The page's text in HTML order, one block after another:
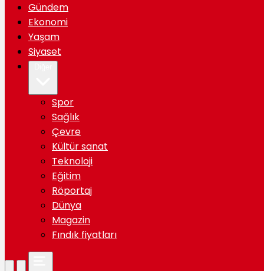
Gündem
Ekonomi
Yaşam
Siyaset
Spor
Sağlık
Çevre
Kültür sanat
Teknoloji
Eğitim
Röportaj
Dünya
Magazin
Fındık fiyatları